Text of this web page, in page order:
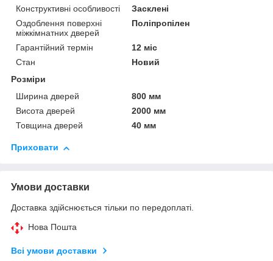
Конструктивні особливості
Засклені
Оздоблення поверхні
міжкімнатних дверей
Поліпропілен
Гарантійний термін
12 міс
Стан
Новий
Розміри
Ширина дверей
800 мм
Висота дверей
2000 мм
Товщина дверей
40 мм
Приховати
Умови доставки
Доставка здійснюється тільки по передоплаті.
Нова Пошта
Всі умови доставки